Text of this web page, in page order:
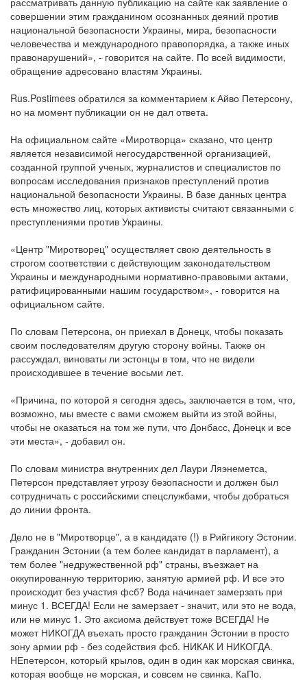
совершении этим гражданином осознанных деяний против
национальной безопасности Украины, мира, безопасности
человечества и международного правопорядка, а также иных
правонарушений», - говорится на сайте. По всей видимости,
обращение адресовано властям Украины.
Rus.Postimees обратился за комментарием к Айво Петерсону,
но на момент публикации он не дал ответа.
На официальном сайте «Миротворца» сказано, что центр
является независимой негосударственной организацией,
созданной группой ученых, журналистов и специалистов по
вопросам исследования признаков преступлений против
национальной безопасности Украины. В базе данных центра
есть множество лиц, которых активисты считают связанными с
преступлениями против Украины.
«Центр "Миротворец" осуществляет свою деятельность в
строгом соответствии с действующим законодательством
Украины и международными нормативно-правовыми актами,
ратифицированными нашим государством», - говорится на
официальном сайте.
По словам Петерсона, он приехал в Донецк, чтобы показать
своим последователям другую сторону войны. Также он
рассуждал, виноваты ли эстонцы в том, что не видели
происходившее в течение восьми лет.
«Причина, по которой я сегодня здесь, заключается в том, что,
возможно, мы вместе с вами сможем выйти из этой войны,
чтобы не оказаться на том же пути, что Донбасс, Донецк и все
эти места», - добавил он.
По словам министра внутренних дел Лаури Ляэнеметса,
Петерсон представляет угрозу безопасности и должен был
сотрудничать с российскими спецслужбами, чтобы добраться
до линии фронта.
Дело не в "Миротворце", а в кандидате (!) в Рийгикогу Эстонии.
Гражданин Эстонии (а тем более кандидат в парламент), а
тем более "недружественной рф" страны, въезжает на
оккупированную территорию, занятую армией рф. И все это
происходит без участия фсб? Вода начинает замерзать при
минус 1. ВСЕГДА! Если не замерзает - значит, или это не вода,
или не минус 1. Это аксиома действует тоже ВСЕГДА! Не
может НИКОГДА въехать просто гражданин Эстонии в просто
зону армии рф - без содействия фсб. НИКАК И НИКОГДА.
НЕпетерсон, который крылов, один в один как морская свинка,
которая вообще не морская, и совсем не свинка. КаПо.